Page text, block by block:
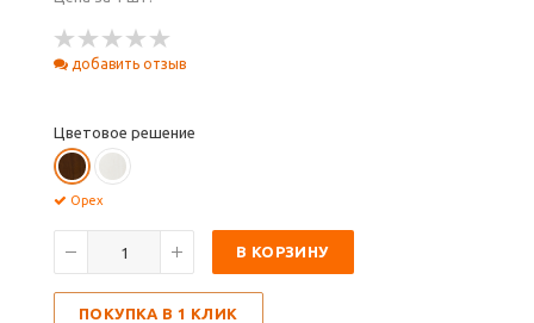
добавить отзыв
Цветовое решение
Орех
В КОРЗИНУ
ПОКУПКА В 1 КЛИК